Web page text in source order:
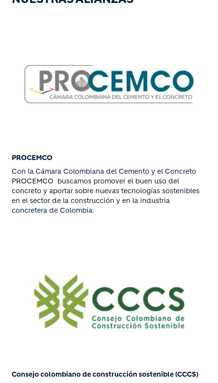
PROCEMCO
Con la Cámara Colombiana del Cemento y el Concreto
PROCEMCO buscamos promover el buen uso del
concreto y aportar sobre nuevas tecnologías sostenibles
en el sector de la construcción y en la industria
concretera de Colombia.
Consejo colombiano de construcción sostenible (CCCS)